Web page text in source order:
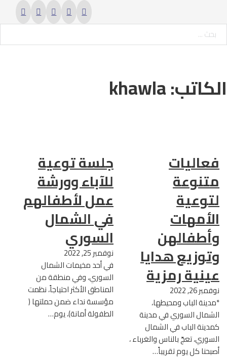
بحث ...
الكاتب:khawla
فعاليات
متنوعة
لتوعية
الأمهات
وأطفالهن
وتوزيع هدايا
عينية رمزية
نوفمبر 26, 2022
*مدينة الباب ومحيطها،
الشمال السوري في مدينة
كمدينة الباب في الشمال
السوري، تعجّ بالناس والغرباء ،
أصبحنا كل يوم تقريباً…
جلسة توعية
للآباء وورشة
عمل لأطفالهم
في الشمال
السوري
نوفمبر 25, 2022
في أحد مخيمات الشمال
السوري، وفي منطقة من
المناطق الأكثر احتياجاً، نظمت
مؤسسة نداء ضمن حملتها (
الطفولة أمانة)، يوم…